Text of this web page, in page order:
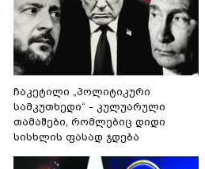
ჩაკეტილი „პოლიტიკური
სამკუთხედი“ - კულუარული
თამაშები, რომლებიც დიდი
სისხლის ფასად ჯდება